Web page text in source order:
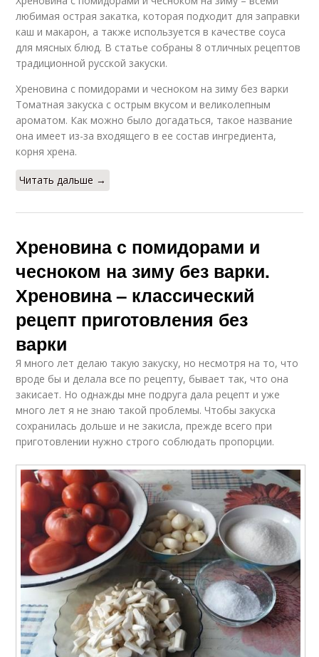
болгарского перца
Мамины рецепты
любимая острая закатка, которая подходит для заправки
каш и макарон, а также используется в качестве соуса
для мясных блюд. В статье собраны 8 отличных рецептов
традиционной русской закуски.
Хреновина с помидорами и чесноком на зиму без варки
Томатная закуска с острым вкусом и великолепным
ароматом. Как можно было догадаться, такое название
она имеет из-за входящего в ее состав ингредиента,
корня хрена.
Читать дальше →
Хреновина с помидорами и
чесноком на зиму без варки.
Хреновина – классический
рецепт приготовления без
варки
Я много лет делаю такую закуску, но несмотря на то, что
вроде бы и делала все по рецепту, бывает так, что она
закисает. Но однажды мне подруга дала рецепт и уже
много лет я не знаю такой проблемы. Чтобы закуска
сохранилась дольше и не закисла, прежде всего при
приготовлении нужно строго соблюдать пропорции.